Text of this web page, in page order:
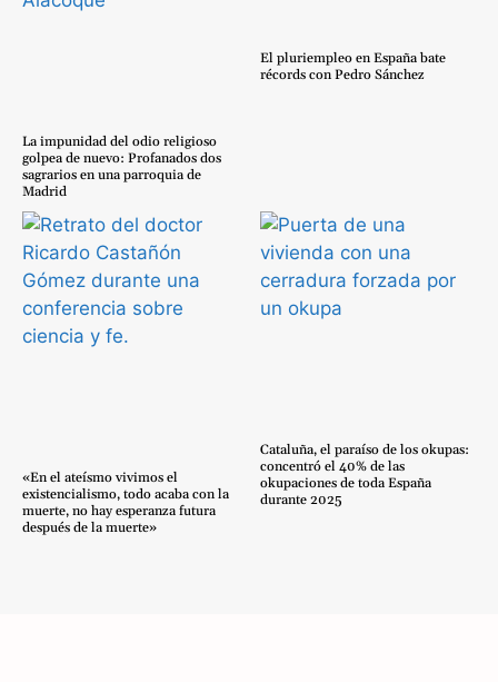
La impunidad del odio religioso
golpea de nuevo: Profanados dos
sagrarios en una parroquia de
Madrid
El pluriempleo en España bate
récords con Pedro Sánchez
«En el ateísmo vivimos el
existencialismo, todo acaba con la
muerte, no hay esperanza futura
después de la muerte»
Cataluña, el paraíso de los okupas:
concentró el 40% de las
okupaciones de toda España
durante 2025